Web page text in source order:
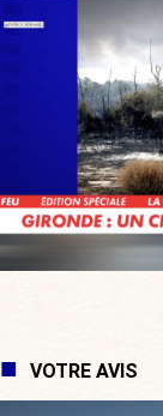
VOTRE AVIS